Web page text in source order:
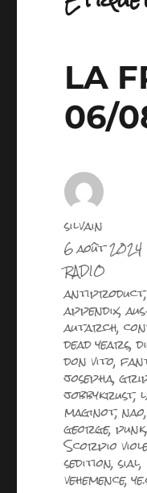
LA
06/
Auteur
silvain
Publié
le
6 août 2024
Catégories
RADIO
Étiquettes
antiproduct,
appendix,
autarch,
dead years,
don vito,
josepha,
jobbykrust,
maginot,nao
george,punk
Scorpio
sedition,sial,
vehemence,